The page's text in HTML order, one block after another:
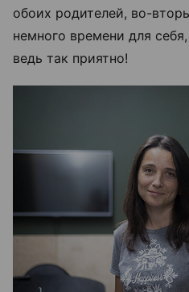
обоих родителей, во-
немного времени для
ведь так приятно!